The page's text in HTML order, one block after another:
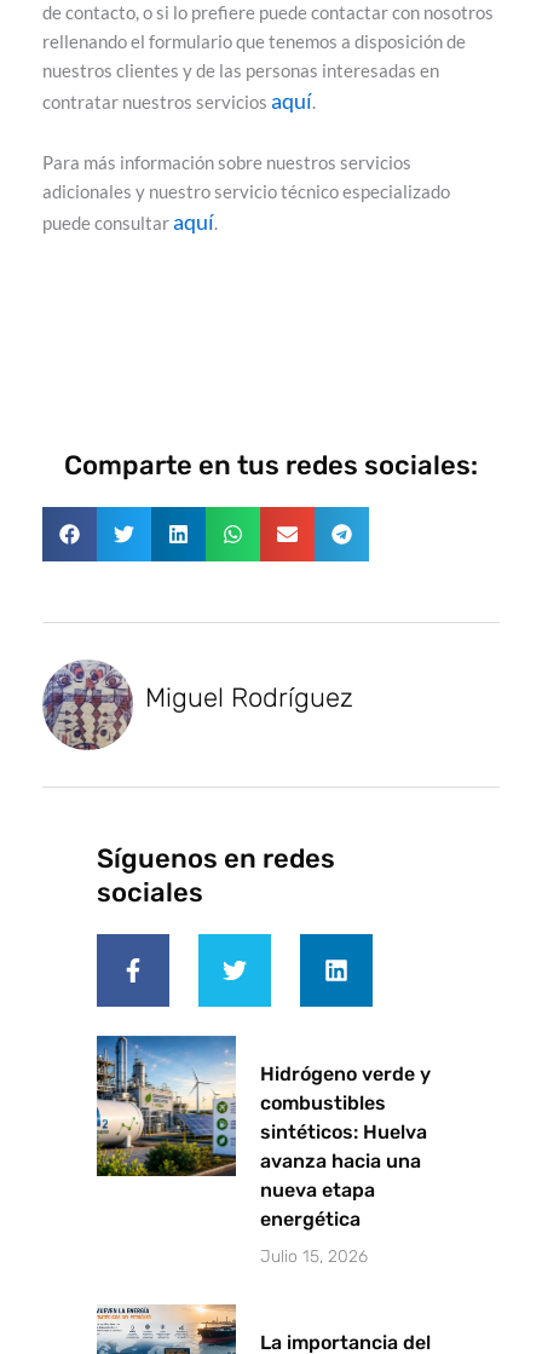
de contacto, o si lo prefiere puede contactar con nosotros
rellenando el formulario que tenemos a disposición de
nuestros clientes y de las personas interesadas en
contratar nuestros servicios aquí.
Para más información sobre nuestros servicios
adicionales y nuestro servicio técnico especializado
puede consultaraquí.
Comparte en tus redes sociales:
Miguel Rodríguez
Síguenos en redes
sociales
c
o
o
k
-
f
i
e
r
n
i
n
Hidrógeno verde y
combustibles
sintéticos: Huelva
avanza hacia una
nueva etapa
energética
Julio 15, 2026
La importancia del